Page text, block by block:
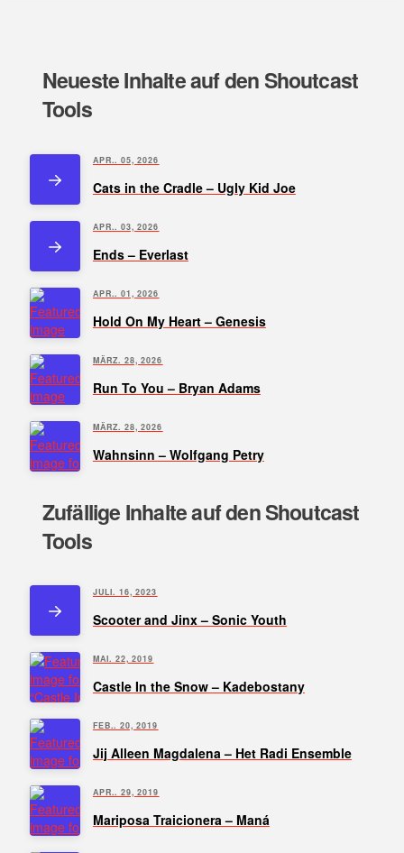
Neueste Inhalte auf den Shoutcast
Tools
APR.. 05, 2026
Cats in the Cradle – Ugly Kid Joe
APR.. 03, 2026
Ends – Everlast
APR.. 01, 2026
Hold On My Heart – Genesis
MÄRZ. 28, 2026
Run To You – Bryan Adams
MÄRZ. 28, 2026
Wahnsinn – Wolfgang Petry
Zufällige Inhalte auf den Shoutcast
Tools
JULI. 16, 2023
Scooter and Jinx – Sonic Youth
MAI. 22, 2019
Castle In the Snow – Kadebostany
FEB.. 20, 2019
Jij Alleen Magdalena – Het Radi Ensemble
APR.. 29, 2019
Mariposa Traicionera – Maná